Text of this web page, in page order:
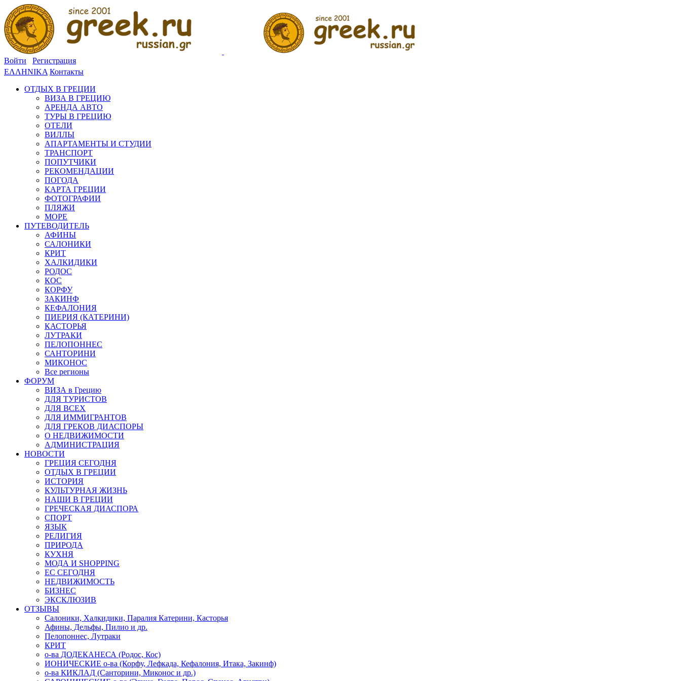
Войти
Регистрация
ΕΛΛΗΝΙΚΑ Контакты
ОТДЫХ В ГРЕЦИИ
ВИЗА В ГРЕЦИЮ
АРЕНДА АВТО
ТУРЫ В ГРЕЦИЮ
ОТЕЛИ
ВИЛЛЫ
АПАРТАМЕНТЫ И СТУДИИ
ТРАНСПОРТ
ПОПУТЧИКИ
РЕКОМЕНДАЦИИ
ПОГОДА
КАРТА ГРЕЦИИ
ФОТОГРАФИИ
ПЛЯЖИ
МОРЕ
ПУТЕВОДИТЕЛЬ
АФИНЫ
САЛОНИКИ
КРИТ
ХАЛКИДИКИ
РОДОС
КОС
КОРФУ
ЗАКИНФ
КЕФАЛОНИЯ
ПИЕРИЯ (КАТЕРИНИ)
КАСТОРЬЯ
ЛУТРАКИ
ПЕЛОПОННЕС
САНТОРИНИ
МИКОНОС
Все регионы
ФОРУМ
ВИЗА в Грецию
ДЛЯ ТУРИСТОВ
ДЛЯ ВСЕХ
ДЛЯ ИММИГРАНТОВ
ДЛЯ ГРЕКОВ ДИАСПОРЫ
О НЕДВИЖИМОСТИ
АДМИНИСТРАЦИЯ
НОВОСТИ
ГРЕЦИЯ СЕГОДНЯ
ОТДЫХ В ГРЕЦИИ
ИСТОРИЯ
КУЛЬТУРНАЯ ЖИЗНЬ
НАШИ В ГРЕЦИИ
ГРЕЧЕСКАЯ ДИАСПОРА
СПОРТ
ЯЗЫК
РЕЛИГИЯ
ПРИРОДА
КУХНЯ
МОДА И SHOPPING
ЕС СЕГОДНЯ
НЕДВИЖИМОСТЬ
БИЗНЕС
ЭКСКЛЮЗИВ
ОТЗЫВЫ
Салоники, Халкидики, Паралия Катерини, Касторья
Афины, Дельфы, Пилио и др.
Пелопоннес, Лутраки
КРИТ
о-ва ДОДЕКАНЕСА (Родос, Кос)
ИОНИЧЕСКИЕ о-ва (Корфу, Лефкада, Кефалония, Итака, Закинф)
о-ва КИКЛАД (Санторини, Миконос и др.)